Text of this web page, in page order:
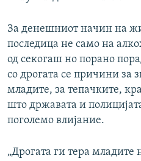
За денешниот начин на
последица не само на
од секогаш но порано
со дрогата се причини за
младите, за тепачките,
што државата и
поголемо влијание.
„Дрогата ги тера младите